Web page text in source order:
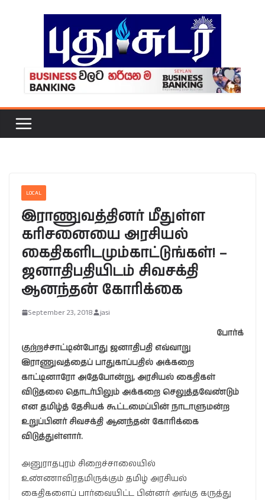
LOCAL
இராணுவத்தினர் மீதுள்ள
கரிசனையை அரசியல்
கைதிகளிடமும்காட்டுங்கள்! –
ஜனாதிபதியிடம் சிவசக்தி
ஆனந்தன் கோரிக்கை
September 23, 2018 jasi
போர்க்
குற்றச்சாட்டின்போது ஜனாதிபதி எவ்வாறு
இராணுவத்தைப் பாதுகாப்பதில் அக்கறை
காட்டினாரோ அதேபோன்று, அரசியல் கைதிகள்
விடுதலை தொடர்பிலும் அக்கறை செலுத்தவேண்டும்
என தமிழ்த் தேசியக் கூட்டமைப்பின் நாடாளுமன்ற
உறுப்பினர் சிவசக்தி ஆனந்தன் கோரிக்கை
விடுத்துள்ளார்.
அனுராதபுரம் சிறைச்சாலையில்
உண்ணாவிரதமிருக்கும் தமிழ் அரசியல்
கைதிகளைப் பார்வையிட்ட பின்னர் அங்கு கருத்து